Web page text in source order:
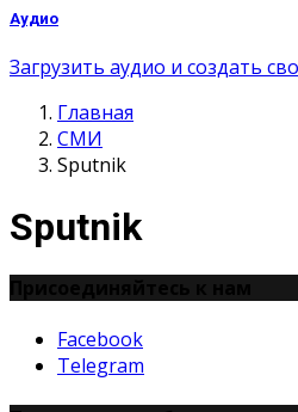
Аудио
Загрузить аудио и создать
Главная
СМИ
Sputnik
Sputnik
Facebook
Telegram